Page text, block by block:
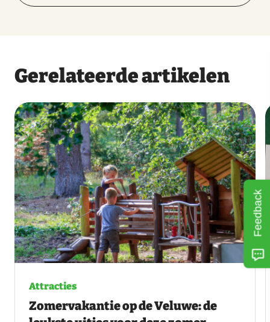
Gerelateerde artikelen
Attracties
Zomervakantie op de Veluwe: de
Feedback